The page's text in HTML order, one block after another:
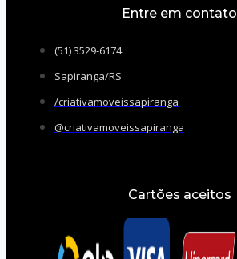
Entre em contato
(51) 3529-6174
Sapiranga/RS
/criativamoveissapiranga
@criativamoveissapiranga
Cartões aceitos